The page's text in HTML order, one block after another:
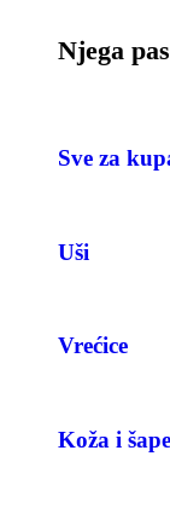
Njega
Sve za
Uši
Vrećice
Koža i šape